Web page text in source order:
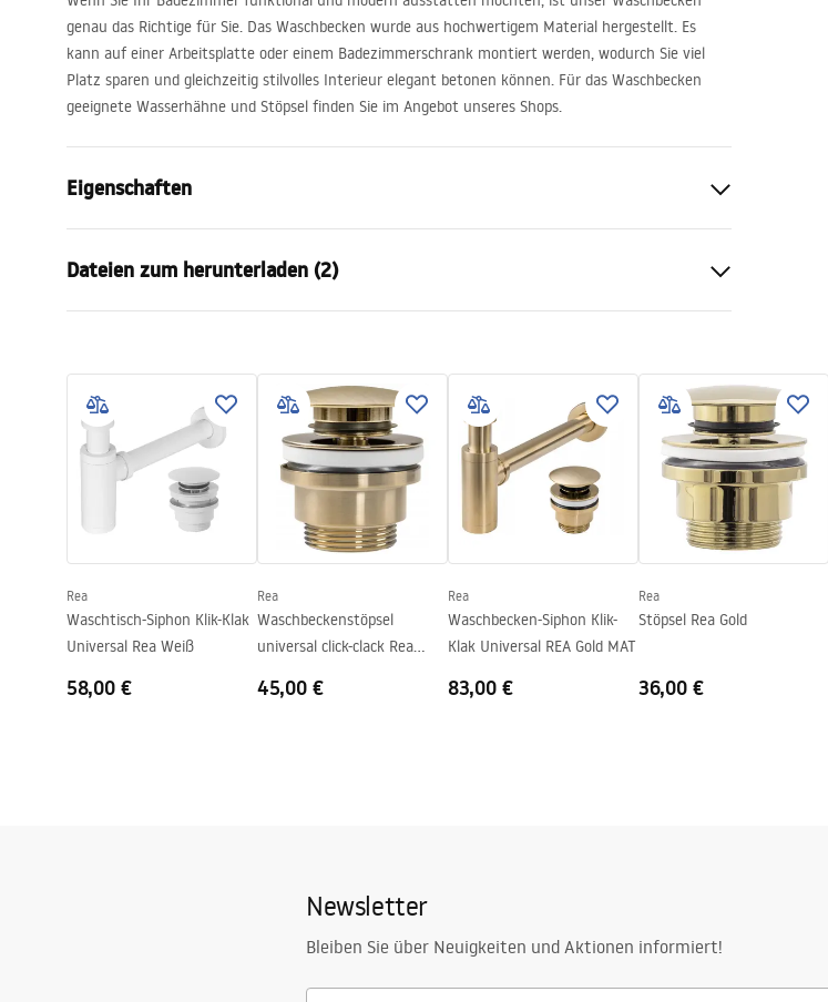
genau das Richtige für Sie. Das Waschbecken wurde aus hochwertigem Material hergestellt. Es
kann auf einer Arbeitsplatte oder einem Badezimmerschrank montiert werden, wodurch Sie viel
Platz sparen und gleichzeitig stilvolles Interieur elegant betonen können. Für das Waschbecken
geeignete Wasserhähne und Stöpsel finden Sie im Angebot unseres Shops.
Eigenschaften
Material
Farbe
Weiß
Breite
mm
Höhe
120
mm
Form
Rechteckig
Armaturloch
Ja
Überlauf Loch
Nicht
Dateien zum herunterladen (2)
Warranty_Terms_and_Conditions_
Basins_-_5.pdf
Rea
Waschtisch-Siphon Klik-Klak
Universal Rea Weiß
58,00 €
Rea
Waschbeckenstöpsel
universal click-clack Rea
45,00 €
Rea
Waschbecken-Siphon Klik-
Klak Universal REA Gold MAT
83,00 €
Rea
Stöpsel Rea Gold
36,00 €
Newsletter
Bleiben Sie über Neuigkeiten und Aktionen informiert!